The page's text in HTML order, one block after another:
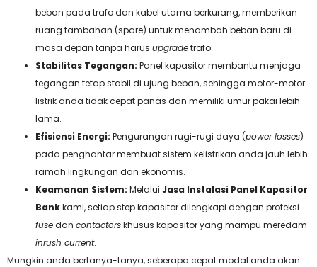
beban pada trafo dan kabel utama berkurang, memberikan
ruang tambahan (spare) untuk menambah beban baru di
masa depan tanpa harus upgradetrafo.
Stabilitas Tegangan: Panel kapasitor membantu menjaga
tegangan tetap stabil di ujung beban, sehingga motor-motor
listrik anda tidak cepat panas dan memiliki umur pakai lebih
lama.
Efisiensi Energi: Pengurangan rugi-rugi daya (power losses)
pada penghantar membuat sistem kelistrikan anda jauh lebih
ramah lingkungan dan ekonomis.
Keamanan Sistem: Melalui Jasa Instalasi Panel Kapasitor
Bankkami, setiap step kapasitor dilengkapi dengan proteksi
fusedan contactorskhusus kapasitor yang mampu meredam
inrush current.
Mungkin anda bertanya-tanya, seberapa cepat modal anda akan